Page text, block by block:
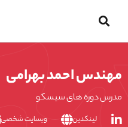
به
مهندس احمد بهرامی
مدرس دوره های سیسکو
لینکدین وبسایت شخصی